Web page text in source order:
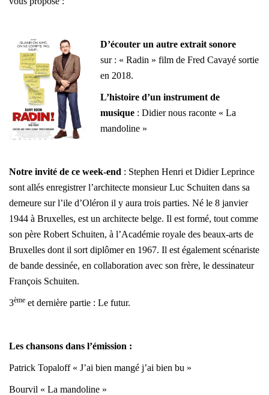
D’écouter un autre extrait sonore
sur : « Radin » film de Fred Cavayé sortie
en 2018.
L’histoire d’un instrument de
musique : Didier nous raconte « La
mandoline »
Notre invité de ce week-end : Stephen Henri et Didier Leprince
sont allés enregistrer l’architecte monsieur Luc Schuiten dans sa
demeure sur l’ile d’Oléron il y aura trois parties. Né le 8 janvier
1944 à Bruxelles, est un architecte belge. Il est formé, tout comme
son père Robert Schuiten, à l’Académie royale des beaux-arts de
Bruxelles dont il sort diplômer en 1967. Il est également scénariste
de bande dessinée, en collaboration avec son frère, le dessinateur
François Schuiten.
3ème et dernière partie : Le futur.
Les chansons dans l’émission :
Patrick Topaloff « J’ai bien mangé j’ai bien bu »
Bourvil « La mandoline »